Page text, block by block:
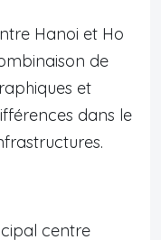
Hanoi et Ho
de
et
dans le
centre